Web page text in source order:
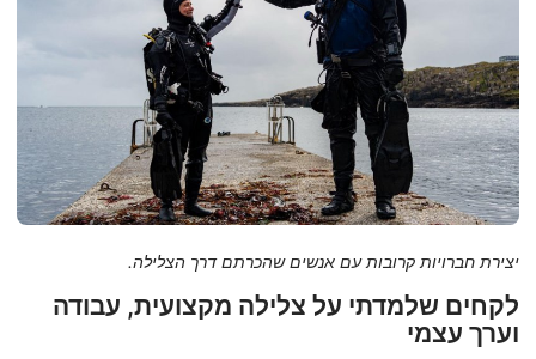
יצירת חברויות קרובות עם אנשים שהכרתם דרך הצלילה.
לקחים שלמדתי על צלילה מקצועית, עבודה
וערך עצמי